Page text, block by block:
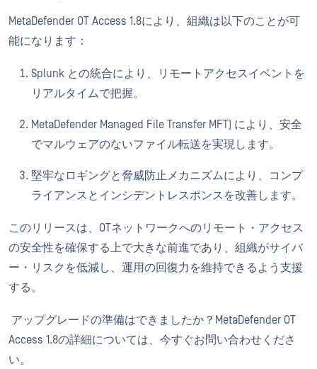
MetaDefender OT Access 1.8により、組織は以下のことが可
能になります：
Splunk との統合により、リモートアクセスイベントを
リアルタイムで把握。
MetaDefender Managed File Transfer MFT) により、安全
でマルウェアのないファイル転送を実現します。
堅牢なロギングと脅威防止メカニズムにより、コンプ
ライアンスとインシデントレスポンスを改善します。
このリリースは、OTネットワークへのリモート・アクセス
の安全性を確保する上で大きな前進であり、組織がサイバ
ー・リスクを低減し、運用の回復力を維持できるよう支援
する。
アップグレードの準備はできましたか？MetaDefender OT
Access 1.8の詳細については、今すぐお問い合わせくださ
い。